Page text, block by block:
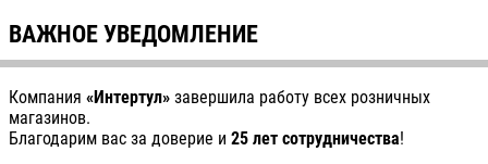
ВАЖНОЕ УВЕДОМЛЕНИЕ
Компания «Интертул» завершила работу всех розничных
магазинов.
Благодарим вас за доверие и 25 лет сотрудничества!